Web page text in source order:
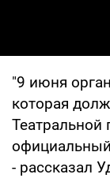
"9 июня
которая
Театральной
официальный
- рассказал